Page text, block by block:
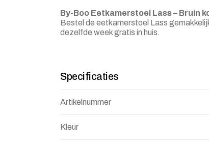
By-Boo Eetkamerstoel Lass – Bruin
Bestel de eetkamerstoel Lass
dezelfde week gratis in huis.
Specificaties
Artikelnummer
Kleur